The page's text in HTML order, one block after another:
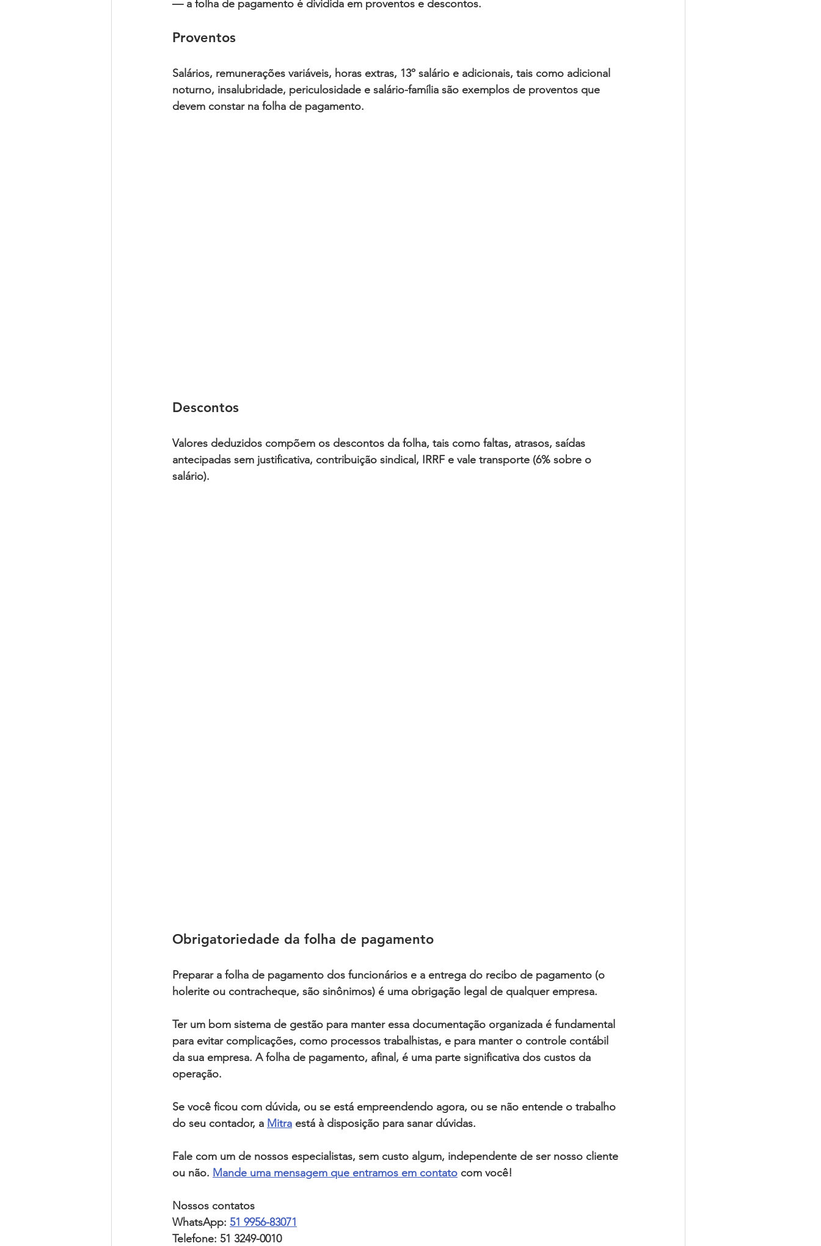
— a folha de pagamento é dividida em proventos e descontos.
Proventos
Salários, remunerações variáveis, horas extras, 13º salário e adicionais, tais como adicional
noturno, insalubridade, periculosidade e salário-família são exemplos de proventos que
devem constar na folha de pagamento.
Descontos
Valores deduzidos compõem os descontos da folha, tais como faltas, atrasos, saídas
antecipadas sem justificativa, contribuição sindical, IRRF e vale transporte (6% sobre o
salário).
Obrigatoriedade da folha de pagamento
Preparar a folha de pagamento dos funcionários e a entrega do recibo de pagamento (o
holerite ou contracheque, são sinônimos) é uma obrigação legal de qualquer empresa.
Ter um bom sistema de gestão para manter essa documentação organizada é fundamental
para evitar complicações, como processos trabalhistas, e para manter o controle contábil
da sua empresa. A folha de pagamento, afinal, é uma parte significativa dos custos da
operação.
Se você ficou com dúvida, ou se está empreendendo agora, ou se não entende o trabalho
do seu contador, a Mitra está à disposição para sanar dúvidas.
Fale com um de nossos especialistas, sem custo algum, independente de ser nosso cliente
ou não. Mande uma mensagem que entramos em contato com você!
Nossos contatos
WhatsApp: 51 9956-83071
Telefone: 51 3249-0010